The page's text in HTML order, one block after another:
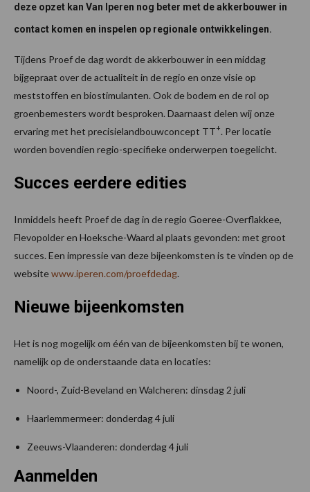
deze opzet kan Van Iperen nog beter met de akkerbouwer in
contact komen en inspelen op regionale ontwikkelingen.
Tijdens Proef de dag wordt de akkerbouwer in een middag
bijgepraat over de actualiteit in de regio en onze visie op
meststoffen en biostimulanten. Ook de bodem en de rol op
groenbemesters wordt besproken. Daarnaast delen wij onze
ervaring met het precisielandbouwconcept TT+. Per locatie
worden bovendien regio-specifieke onderwerpen toegelicht.
Succes eerdere edities
Inmiddels heeft Proef de dag in de regio Goeree-Overflakkee,
Flevopolder en Hoeksche-Waard al plaats gevonden: met groot
succes. Een impressie van deze bijeenkomsten is te vinden op de
websitewww.iperen.com/proefdedag.
Nieuwe bijeenkomsten
Het is nog mogelijk om één van de bijeenkomsten bij te wonen,
namelijk op de onderstaande data en locaties:
Noord-, Zuid-Beveland en Walcheren: dinsdag 2 juli
Haarlemmermeer: donderdag 4 juli
Zeeuws-Vlaanderen: donderdag 4 juli
Aanmelden